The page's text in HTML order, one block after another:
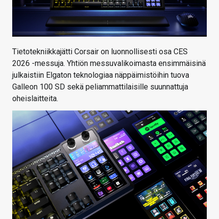
Tietotekniikkajätti Corsair on luonnollisesti osa CES
2026 -messuja. Yhtiön messuvalikoimasta ensimmäisinä
julkaistiin Elgaton teknologiaa näppäimistöihin tuova
Galleon 100 SD sekä peliammattilaisille suunnattuja
oheislaitteita.